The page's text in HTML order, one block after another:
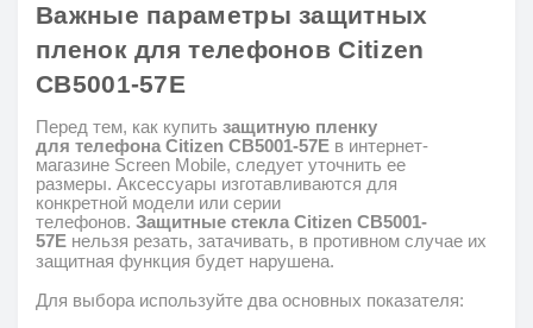
Важные параметры защитных
пленок для телефонов Citizen
CB5001-57E
Перед тем, как купить защитную пленку
для телефона Citizen CB5001-57E в интернет-
магазине Screen Mobile, следует уточнить ее
размеры. Аксессуары изготавливаются для
конкретной модели или серии
телефонов. Защитные стекла Citizen CB5001-
57E нельзя резать, затачивать, в противном случае их
защитная функция будет нарушена.
Для выбора используйте два основных показателя: